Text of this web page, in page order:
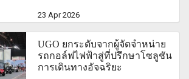
23 Apr 2026
UGO ยกระดับจากผู้จัดจำหน่าย
รถกอล์ฟไฟฟ้าสู่ที่ปรึกษาโซลูชัน
การเดินทางอัจฉริยะ